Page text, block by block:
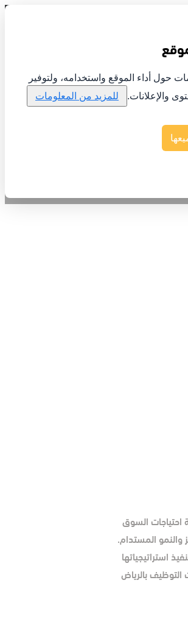
حول أداء الموقع واستخدامه، ولتوفير
والإعلانات.
للمزيد من المعلومات
احتياجات السوق
والنمو المستدام.
استراتيجياتها
التوظيف بالرياض